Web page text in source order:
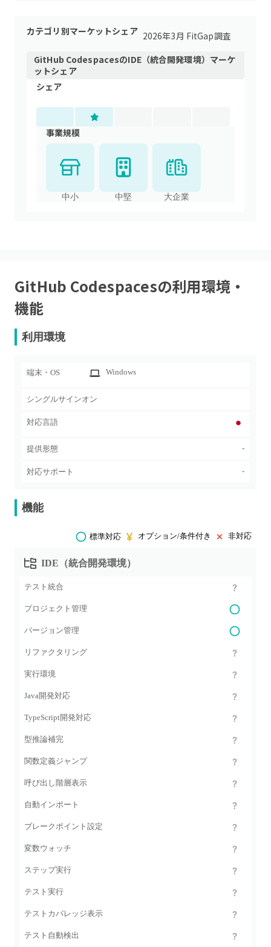
カテゴリ別マーケットシェア 2026年3月 FitGap調査
GitHub CodespacesのIDE（統合開発環境） マーケ
ットシェア
シェア
事業規模
中小 中堅 大企業
GitHub Codespacesの利用環境・
機能
利用環境
端末・OS Windows
シングルサインオン
対応言語
提供形態 -
対応サポート -
機能
標準対応 オプション/条件付き 非対応
IDE（統合開発環境）
テスト統合
プロジェクト管理
バージョン管理
リファクタリング
実行環境
Java開発対応
TypeScript開発対応
型推論補完
関数定義ジャンプ
呼び出し階層表示
自動インポート
ブレークポイント設定
変数ウォッチ
ステップ実行
テスト実行
テストカバレッジ表示
テスト自動検出